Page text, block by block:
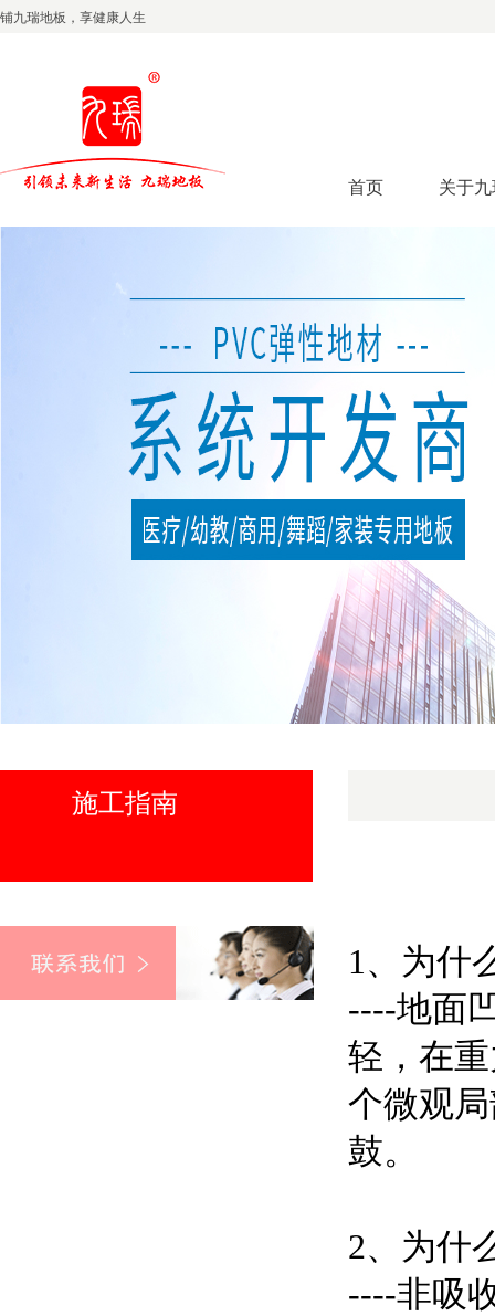
铺九瑞地板，享健康人生
首页 关于
施工指南
1、为什
----地面
轻，在
个微观
鼓。
2、为什
----非吸